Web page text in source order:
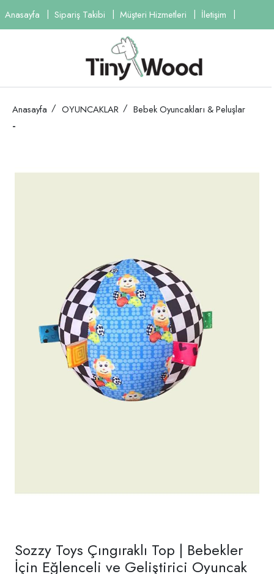
Anasayfa Sipariş Takibi Müşteri Hizmetleri İletişim
Anasayfa OYUNCAKLAR Bebek Oyuncakları & Peluşlar
-
Sozzy Toys Çıngıraklı Top | Bebekler
İçin Eğlenceli ve Geliştirici Oyuncak